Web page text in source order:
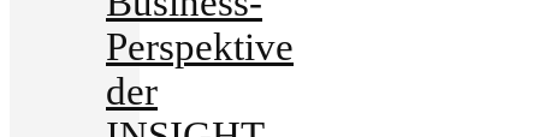
Perspektive
der